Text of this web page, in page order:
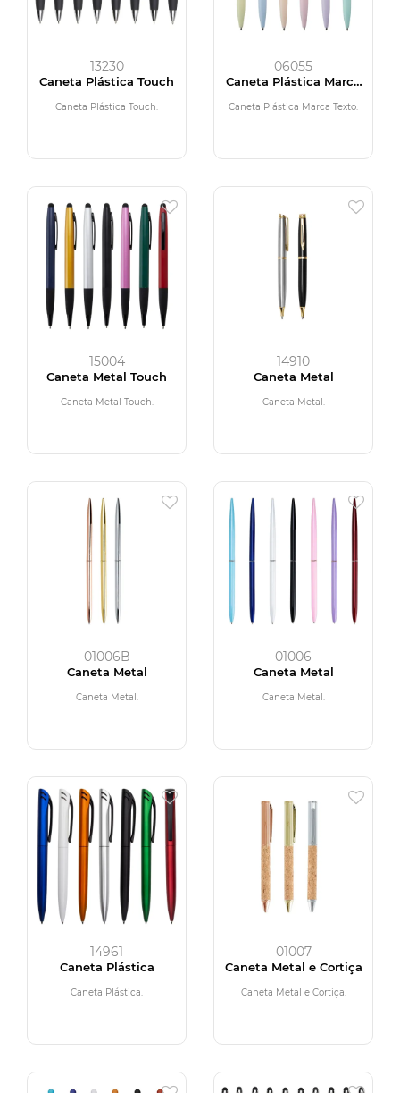
13230
Caneta Plástica Touch
Caneta Plástica Touch.
06055
Caneta Plástica Marca
Caneta Plástica Marca Texto.
15004
Caneta Metal Touch
Caneta Metal Touch.
14910
Caneta Metal
Caneta Metal.
01006B
Caneta Metal
Caneta Metal.
01006
Caneta Metal
Caneta Metal.
14961
Caneta Plástica
Caneta Plástica.
01007
Caneta Metal e Cortiça
Caneta Metal e Cortiça.